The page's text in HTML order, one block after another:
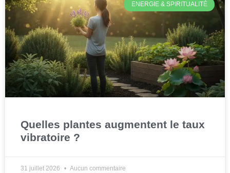
ENERGIE & SPIRITUALITÉ
Quelles plantes augmentent le taux
vibratoire ?
31 juillet 2026 Aucun commentaire